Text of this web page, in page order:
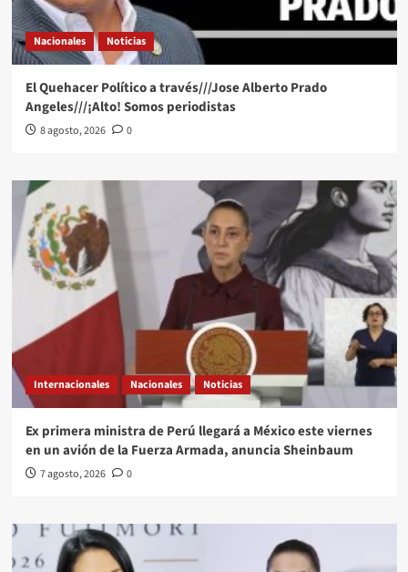
Nacionales Noticias
El Quehacer Político a través///Jose Alberto Prado
Angeles///¡Alto! Somos periodistas
8 agosto, 2026 0
Internacionales Nacionales Noticias
Ex primera ministra de Perú llegará a México este viernes
en un avión de la Fuerza Armada, anuncia Sheinbaum
7 agosto, 2026 0